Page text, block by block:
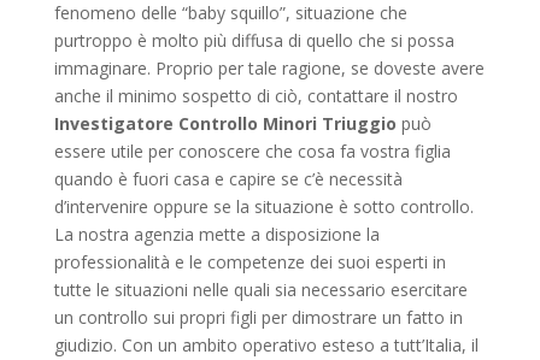
fenomeno delle “baby squillo”, situazione che
purtroppo è molto più diffusa di quello che si possa
immaginare. Proprio per tale ragione, se doveste avere
anche il minimo sospetto di ciò, contattare il nostro
Investigatore Controllo Minori Triuggio può
essere utile per conoscere che cosa fa vostra figlia
quando è fuori casa e capire se c’è necessità
d’intervenire oppure se la situazione è sotto controllo.
La nostra agenzia mette a disposizione la
professionalità e le competenze dei suoi esperti in
tutte le situazioni nelle quali sia necessario esercitare
un controllo sui propri figli per dimostrare un fatto in
giudizio. Con un ambito operativo esteso a tutt’Italia, il